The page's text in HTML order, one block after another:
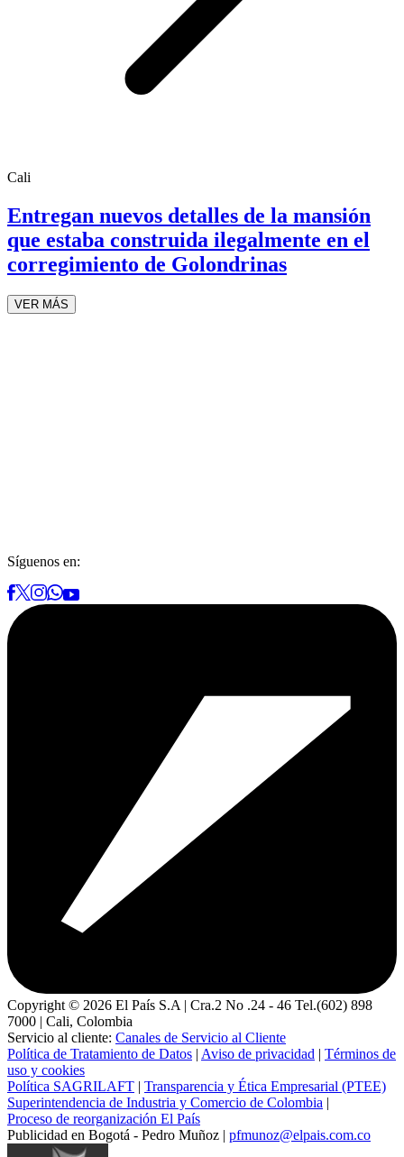
Cali
Entregan nuevos detalles de la mansión
que estaba construida ilegalmente en el
corregimiento de Golondrinas
VER MÁS
Síguenos en:
Copyright © 2026 El País S.A | Cra.2 No .24 - 46 Tel.(602) 898
7000 | Cali, Colombia
Servicio al cliente: Canales de Servicio al Cliente
Política de Tratamiento de Datos | Aviso de privacidad | Términos de
uso y cookies
Política SAGRILAFT | Transparencia y Ética Empresarial (PTEE)
Superintendencia de Industria y Comercio de Colombia |
Proceso de reorganización El País
Publicidad en Bogotá - Pedro Muñoz | pfmunoz@elpais.com.co